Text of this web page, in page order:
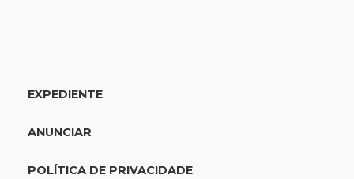
Ponta Porã inicia regularização de boxes
EXPEDIENTE
ANUNCIAR
POLÍTICA DE PRIVACIDADE